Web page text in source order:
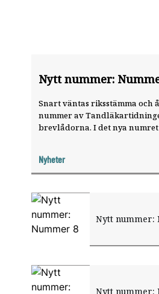
Nytt nummer:
Snart väntas riksstämma och
nummer av
brevlådorna. I det nya
behöver veta inför den
riksstämman.
Nyheter
Nytt nummer:
Nytt nummer: